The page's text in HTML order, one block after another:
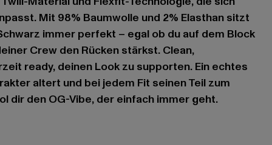
Mit 98% Baumwolle und 2% Elasthan sitzt
immer perfekt – egal ob du auf dem Block
Crew den Rücken stärkst. Clean,
ready, deinen Look zu supporten. Ein echtes
altert und bei jedem Fit seinen Teil zum
dir den OG-Vibe, der einfach immer geht.